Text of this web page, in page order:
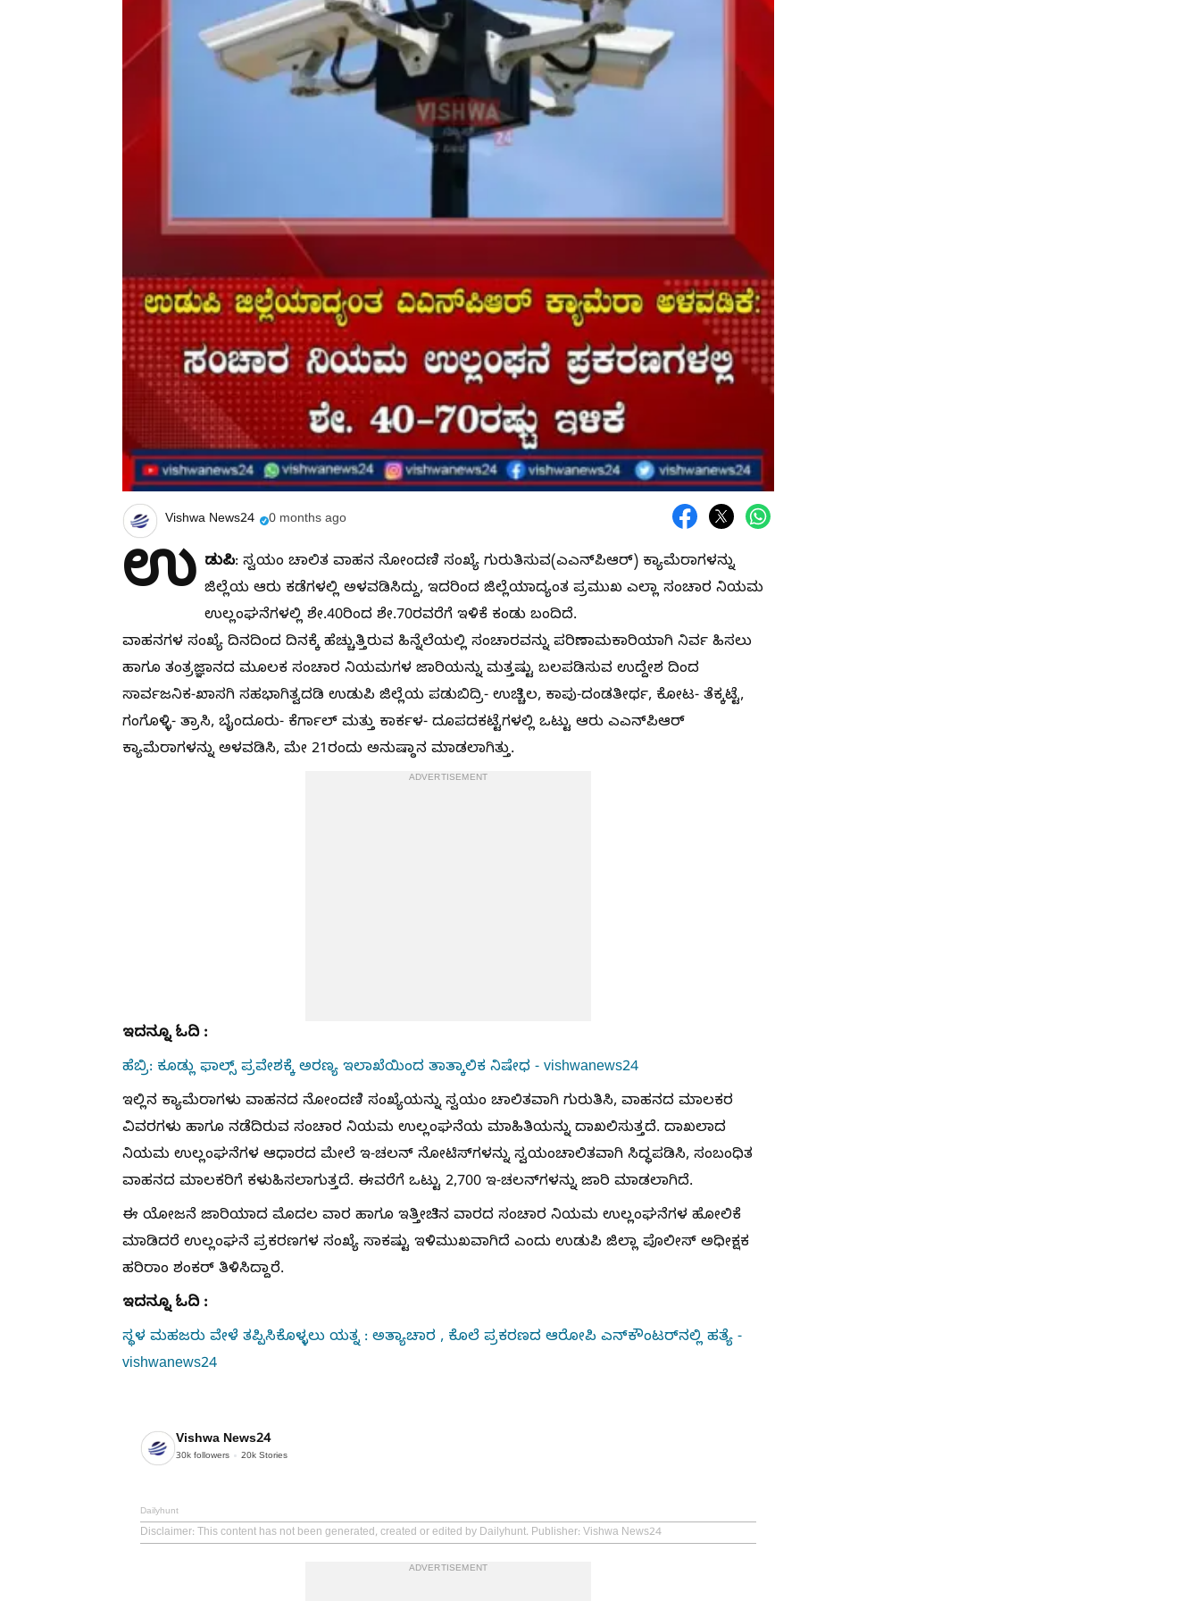
Vishwa News24 0 months ago
ಉ ಡುಪಿ: ಸ್ವಯಂ ಚಾಲಿತ ವಾಹನ ನೋಂದಣಿ ಸಂಖ್ಯೆ ಗುರುತಿಸುವ(ಎಎನ್‌ಪಿಆರ್) ಕ್ಯಾಮೆರಾಗಳನ್ನು
ಜಿಲ್ಲೆಯ ಆರು ಕಡೆಗಳಲ್ಲಿ ಅಳವಡಿಸಿದ್ದು, ಇದರಿಂದ ಜಿಲ್ಲೆಯಾದ್ಯಂತ ಪ್ರಮುಖ ಎಲ್ಲಾ ಸಂಚಾರ ನಿಯಮ
ಉಲ್ಲಂಘನೆಗಳಲ್ಲಿ ಶೇ.40ರಿಂದ ಶೇ.70ರವರೆಗೆ ಇಳಿಕೆ ಕಂಡು ಬಂದಿದೆ.
ವಾಹನಗಳ ಸಂಖ್ಯೆ ದಿನದಿಂದ ದಿನಕ್ಕೆ ಹೆಚ್ಚುತ್ತಿರುವ ಹಿನ್ನೆಲೆಯಲ್ಲಿ ಸಂಚಾರವನ್ನು ಪರಿಣಾಮಕಾರಿಯಾಗಿ ನಿರ್ವ ಹಿಸಲು
ಹಾಗೂ ತಂತ್ರಜ್ಞಾನದ ಮೂಲಕ ಸಂಚಾರ ನಿಯಮಗಳ ಜಾರಿಯನ್ನು ಮತ್ತಷ್ಟು ಬಲಪಡಿಸುವ ಉದ್ದೇಶ ದಿಂದ
ಸಾರ್ವಜನಿಕ-ಖಾಸಗಿ ಸಹಭಾಗಿತ್ವದಡಿ ಉಡುಪಿ ಜಿಲ್ಲೆಯ ಪಡುಬಿದ್ರಿ- ಉಚ್ಚಿಲ, ಕಾಪು-ದಂಡತೀರ್ಥ, ಕೋಟ- ತೆಕ್ಕಟ್ಟೆ,
ಗಂಗೊಳ್ಳಿ- ತ್ರಾಸಿ, ಬೈಂದೂರು- ಕೆರ್ಗಾಲ್ ಮತ್ತು ಕಾರ್ಕಳ- ದೂಪದಕಟ್ಟೆಗಳಲ್ಲಿ ಒಟ್ಟು ಆರು ಎಎನ್‌ಪಿಆರ್
ಕ್ಯಾಮೆರಾಗಳನ್ನು ಅಳವಡಿಸಿ, ಮೇ 21ರಂದು ಅನುಷ್ಠಾನ ಮಾಡಲಾಗಿತ್ತು.
ADVERTISEMENT
ಇದನ್ನೂ ಓದಿ :
ಹೆಬ್ರಿ: ಕೂಡ್ಲು ಫಾಲ್ಸ್ ಪ್ರವೇಶಕ್ಕೆ ಅರಣ್ಯ ಇಲಾಖೆಯಿಂದ ತಾತ್ಕಾಲಿಕ ನಿಷೇಧ - vishwanews24
ಇಲ್ಲಿನ ಕ್ಯಾಮೆರಾಗಳು ವಾಹನದ ನೋಂದಣಿ ಸಂಖ್ಯೆಯನ್ನು ಸ್ವಯಂ ಚಾಲಿತವಾಗಿ ಗುರುತಿಸಿ, ವಾಹನದ ಮಾಲಕರ
ವಿವರಗಳು ಹಾಗೂ ನಡೆದಿರುವ ಸಂಚಾರ ನಿಯಮ ಉಲ್ಲಂಘನೆಯ ಮಾಹಿತಿಯನ್ನು ದಾಖಲಿಸುತ್ತದೆ. ದಾಖಲಾದ
ನಿಯಮ ಉಲ್ಲಂಘನೆಗಳ ಆಧಾರದ ಮೇಲೆ ಇ-ಚಲನ್ ನೋಟಿಸ್‌ಗಳನ್ನು ಸ್ವಯಂಚಾಲಿತವಾಗಿ ಸಿದ್ಧಪಡಿಸಿ, ಸಂಬಂಧಿತ
ವಾಹನದ ಮಾಲಕರಿಗೆ ಕಳುಹಿಸಲಾಗುತ್ತದೆ. ಈವರೆಗೆ ಒಟ್ಟು 2,700 ಇ-ಚಲನ್‌ಗಳನ್ನು ಜಾರಿ ಮಾಡಲಾಗಿದೆ.
ಈ ಯೋಜನೆ ಜಾರಿಯಾದ ಮೊದಲ ವಾರ ಹಾಗೂ ಇತ್ತೀಚಿನ ವಾರದ ಸಂಚಾರ ನಿಯಮ ಉಲ್ಲಂಘನೆಗಳ ಹೋಲಿಕೆ
ಮಾಡಿದರೆ ಉಲ್ಲಂಘನೆ ಪ್ರಕರಣಗಳ ಸಂಖ್ಯೆ ಸಾಕಷ್ಟು ಇಳಿಮುಖವಾಗಿದೆ ಎಂದು ಉಡುಪಿ ಜಿಲ್ಲಾ ಪೊಲೀಸ್ ಅಧೀಕ್ಷಕ
ಹರಿರಾಂ ಶಂಕರ್ ತಿಳಿಸಿದ್ದಾರೆ.
ಇದನ್ನೂ ಓದಿ :
ಸ್ಥಳ ಮಹಜರು ವೇಳೆ ತಪ್ಪಿಸಿಕೊಳ್ಳಲು ಯತ್ನ : ಅತ್ಯಾಚಾರ , ಕೊಲೆ ಪ್ರಕರಣದ ಆರೋಪಿ ಎನ್‌ಕೌಂಟರ್‌ನಲ್ಲಿ ಹತ್ಯೆ -
vishwanews24
Vishwa News24
30k followers 20k Stories
Dailyhunt
Disclaimer: This content has not been generated, created or edited by Dailyhunt. Publisher: Vishwa News24
ADVERTISEMENT